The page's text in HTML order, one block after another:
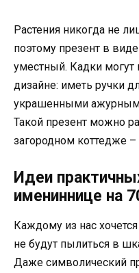
Растения никогда не
поэтому презент в
уместный. Кадки могут
дизайне: иметь ручки
украшенными
Такой презент можно
загородном коттедже
Идеи
имениннице на
Каждому из нас
не будут пылиться в
Даже символический